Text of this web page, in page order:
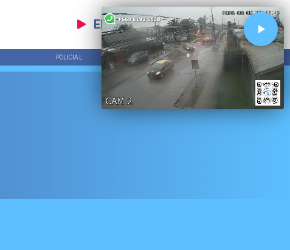
EN VIVO
POLICIAL TENDENCIAS